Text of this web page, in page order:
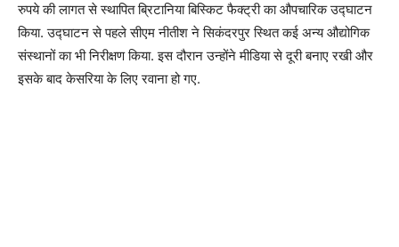
रुपये की लागत से स्थापित ब्रिटानिया बिस्किट फैक्ट्री का औपचारिक उद्घाटन
किया. उद्घाटन से पहले सीएम नीतीश ने सिकंदरपुर स्थित कई अन्य औद्योगिक
संस्थानों का भी निरीक्षण किया. इस दौरान उन्होंने मीडिया से दूरी बनाए रखी और
इसके बाद केसरिया के लिए रवाना हो गए.